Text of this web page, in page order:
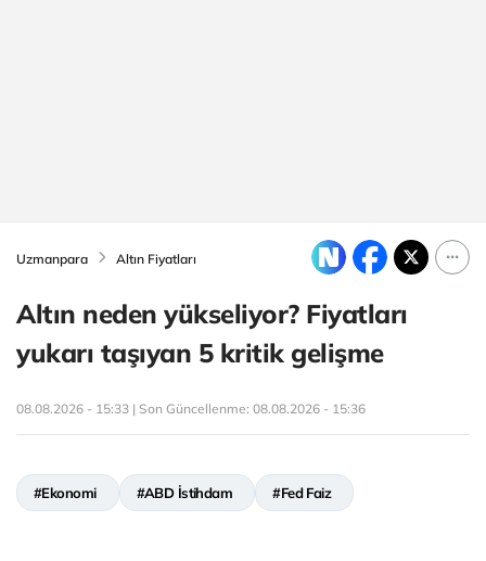
Uzmanpara Altın Fiyatları
Altın neden yükseliyor? Fiyatları
yukarı taşıyan 5 kritik gelişme
08.08.2026 - 15:33 | Son Güncellenme: 08.08.2026 - 15:36
#Ekonomi #ABD İstihdam #Fed Faiz